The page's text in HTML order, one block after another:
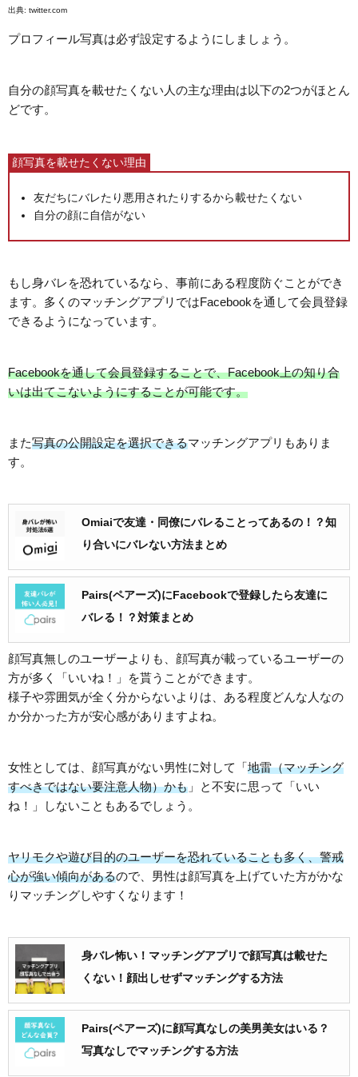
出典: twitter.com
プロフィール写真は必ず設定するようにしましょう。
自分の顔写真を載せたくない人の主な理由は以下の2つがほとん
どです。
顔写真を載せたくない理由
友だちにバレたり悪用されたりするから載せたくない
自分の顔に自信がない
もし身バレを恐れているなら、事前にある程度防ぐことができ
ます。多くのマッチングアプリではFacebookを通して会員登録
できるようになっています。
Facebookを通して会員登録することで、Facebook上の知り合
いは出てこないようにすることが可能です。
また写真の公開設定を選択できるマッチングアプリもありま
す。
Omiaiで友達・同僚にバレることってあるの！？知
り合いにバレない方法まとめ
Pairs(ペアーズ)にFacebookで登録したら友達に
バレる！？対策まとめ
顔写真無しのユーザーよりも、顔写真が載っているユーザーの
方が多く「いいね！」を貰うことができます。
様子や雰囲気が全く分からないよりは、ある程度どんな人なの
か分かった方が安心感がありますよね。
女性としては、顔写真がない男性に対して「地雷（マッチング
すべきではない要注意人物）かも 」と不安に思って「いい
ね！」しないこともあるでしょう。
ヤリモクや遊び目的のユーザーを恐れていることも多く、警戒
心が強い傾向があるので、男性は顔写真を上げていた方がかな
りマッチングしやすくなります！
身バレ怖い！マッチングアプリで顔写真は載せた
くない！顔出しせずマッチングする方法
Pairs(ペアーズ)に顔写真なしの美男美女はいる？
写真なしでマッチングする方法